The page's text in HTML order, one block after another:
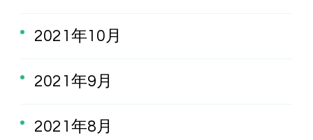
2021年10月
2021年9月
2021年8月